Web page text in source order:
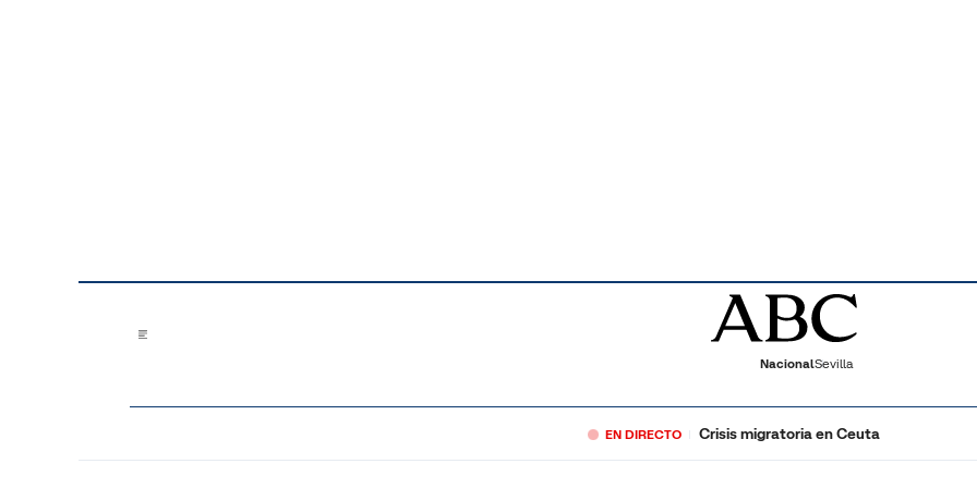
NacionalSevilla
EN DIRECTO Crisis migratoria en Ceuta